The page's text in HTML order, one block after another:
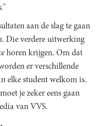
."
aan de slag te gaan
Die verdere uitwerking
horen krijgen. Om dat
er verschillende
elke student welkom is.
je zeker eens gaan
van VVS.